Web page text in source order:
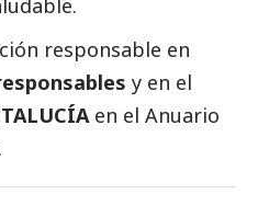
responsable en
y en el
en el Anuario